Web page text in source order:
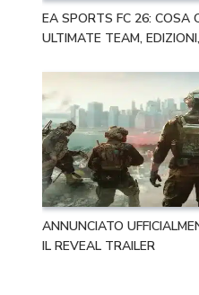
EA SPORTS FC 26: COSA
ULTIMATE TEAM,
ANNUNCIATO
IL REVEAL TRAILER